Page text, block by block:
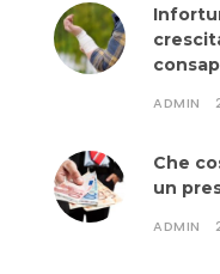
ADMIN
Che
un
ADMIN